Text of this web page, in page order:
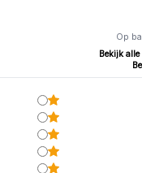
Op
Bekijk